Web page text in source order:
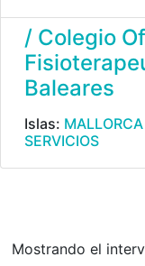
/ Colegio
Baleares
Islas: MALLORCA
SERVICIOS
Mostrando el